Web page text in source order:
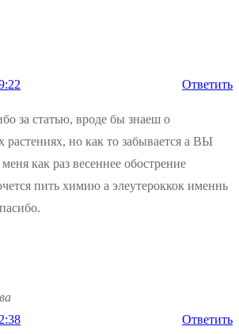
Ответить
за статью, вроде бы знаеш о
растениях, но как то забывается а ВЫ
как раз весеннее обострение
пить химию а элеутероккок именнь
Ответить